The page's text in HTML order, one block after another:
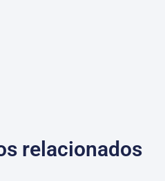
relacionados